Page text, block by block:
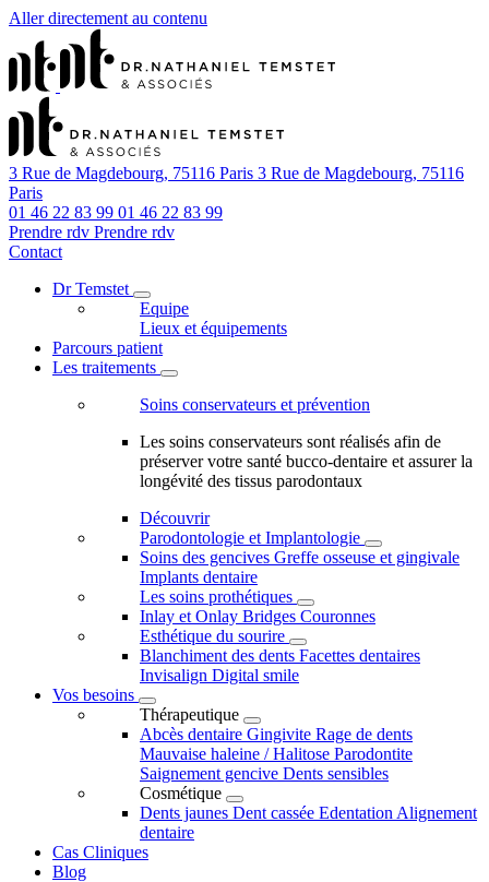
Aller directement au contenu
3 Rue de Magdebourg, 75116 Paris 3 Rue de Magdebourg, 75116
Paris
01 46 22 83 99 01 46 22 83 99
Prendre rdv Prendre rdv
Contact
Dr Temstet
Equipe
Lieux et équipements
Parcours patient
Les traitements
Soins conservateurs et prévention
Les soins conservateurs sont réalisés afin de
préserver votre santé bucco-dentaire et assurer la
longévité des tissus parodontaux
Découvrir
Parodontologie et Implantologie
Soins des gencives Greffe osseuse et gingivale
Implants dentaire
Les soins prothétiques
Inlay et Onlay Bridges Couronnes
Esthétique du sourire
Blanchiment des dents Facettes dentaires
Invisalign Digital smile
Vos besoins
Thérapeutique
Abcès dentaire Gingivite Rage de dents
Mauvaise haleine / Halitose Parodontite
Saignement gencive Dents sensibles
Cosmétique
Dents jaunes Dent cassée Edentation Alignement
dentaire
Cas Cliniques
Blog